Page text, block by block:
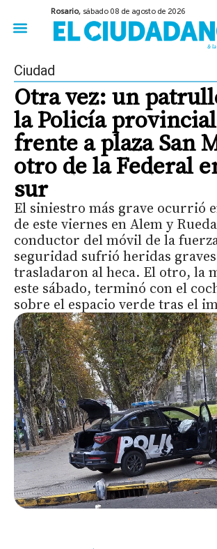
Rosario, sábado 08 de agosto de 2026
Ciudad
Otra vez: un
la Policía
frente a plaza San
otro de la Federal
sur
El siniestro más grave ocurrió
de este viernes en Alem y
conductor del móvil de la
seguridad sufrió heridas
trasladaron al heca. El otro, la
este sábado, terminó con el
sobre el espacio verde tras el